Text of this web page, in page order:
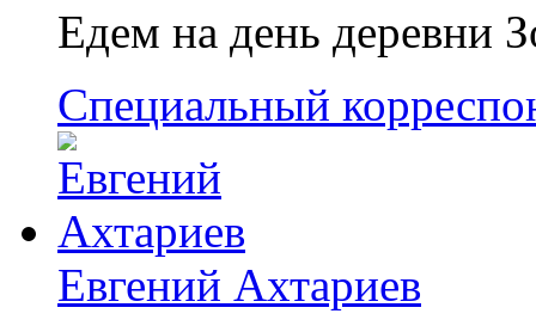
Едем на день деревни
Специальный
Евгений Ахтариев